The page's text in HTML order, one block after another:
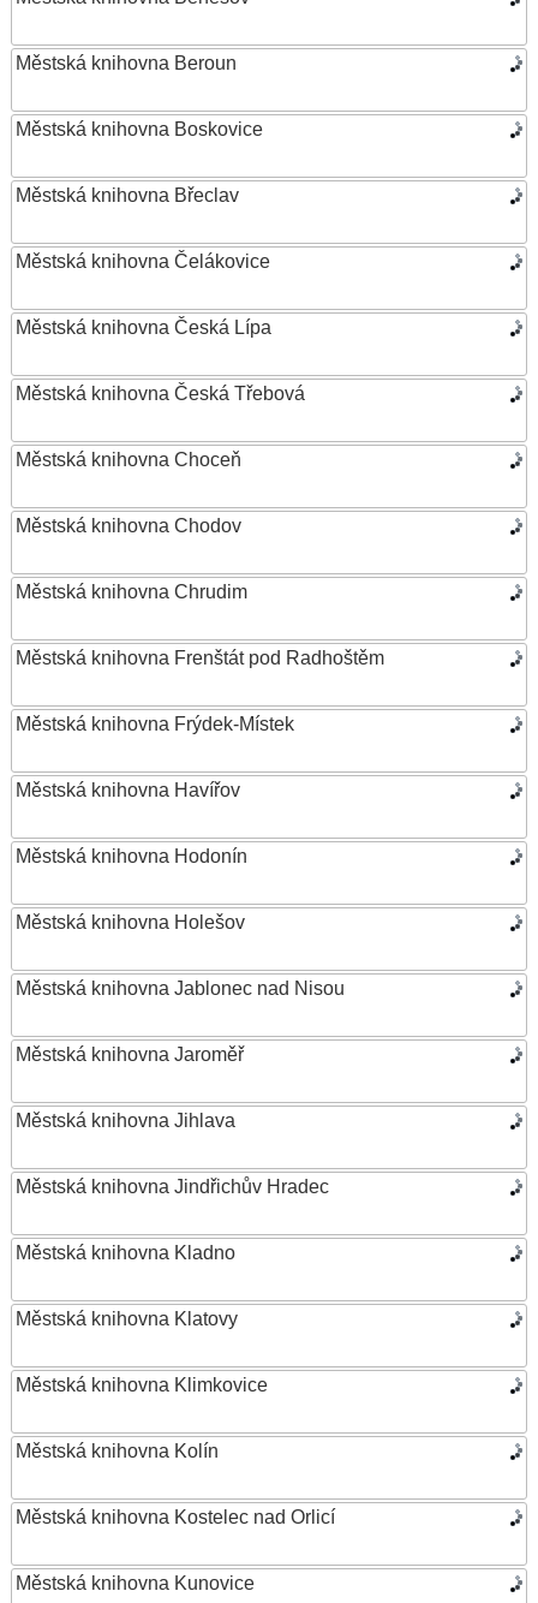
Městská knihovna Beroun
Městská knihovna Boskovice
Městská knihovna Břeclav
Městská knihovna Čelákovice
Městská knihovna Česká Lípa
Městská knihovna Česká Třebová
Městská knihovna Choceň
Městská knihovna Chodov
Městská knihovna Chrudim
Městská knihovna Frenštát pod Radhoštěm
Městská knihovna Frýdek-Místek
Městská knihovna Havířov
Městská knihovna Hodonín
Městská knihovna Holešov
Městská knihovna Jablonec nad Nisou
Městská knihovna Jaroměř
Městská knihovna Jihlava
Městská knihovna Jindřichův Hradec
Městská knihovna Kladno
Městská knihovna Klatovy
Městská knihovna Klimkovice
Městská knihovna Kolín
Městská knihovna Kostelec nad Orlicí
Městská knihovna Kunovice